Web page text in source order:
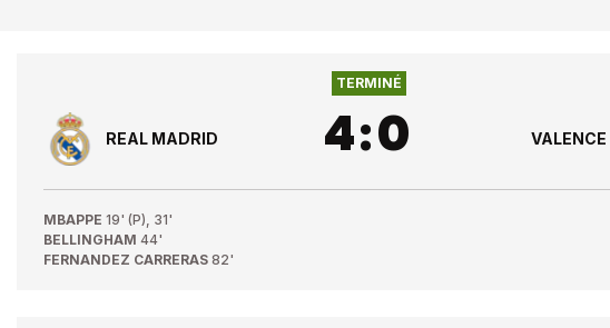
REAL MADRID
TERMINÉ
4:0 VALENCE
MBAPPE 19' (P), 31'
BELLINGHAM 44'
FERNANDEZ CARRERAS 82'